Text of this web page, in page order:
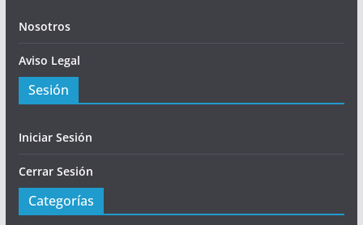
Nosotros
Aviso Legal
Sesión
Iniciar Sesión
Cerrar Sesión
Categorías